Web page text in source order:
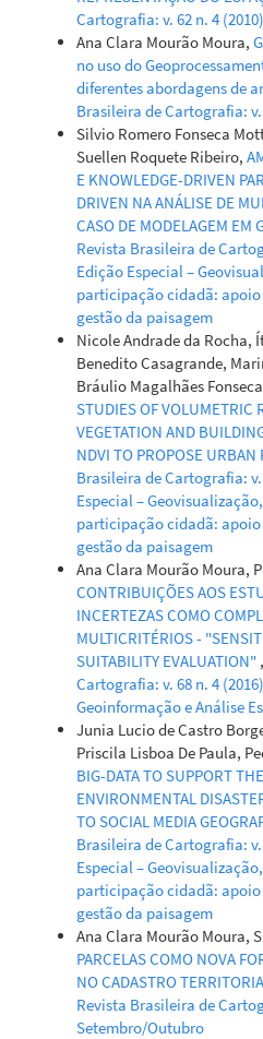
Cartografia: v. 62 n. 4
Ana Clara Mourão Moura,
no uso do
diferentes abordagens de
Brasileira de Cartografia:
Silvio Romero Fonseca
Suellen Roquete Ribeiro,
E KNOWLEDGE-DRIVEN
DRIVEN NA ANÁLISE DE
CASO DE MODELAGEM EM
Revista Brasileira de
Edição Especial –
participação cidadã:
gestão da paisagem
Nicole Andrade da Rocha,
Benedito Casagrande,
Bráulio Magalhães
STUDIES OF VOLUMETRIC
VEGETATION AND
NDVI TO PROPOSE URBAN
Brasileira de Cartografia:
Especial –
participação cidadã:
gestão da paisagem
Ana Clara Mourão Moura,
CONTRIBUIÇÕES AOS
INCERTEZAS COMO
MULTICRITÉRIOS -
SUITABILITY EVALUATION" ,
Cartografia: v. 68 n. 4
Geoinformação e Análise
Junia Lucio de Castro
Priscila Lisboa De Paula,
BIG-DATA TO SUPPORT
ENVIRONMENTAL
TO SOCIAL MEDIA
Brasileira de Cartografia:
Especial –
participação cidadã:
gestão da paisagem
Ana Clara Mourão Moura,
PARCELAS COMO NOVA
NO CADASTRO
Revista Brasileira de
Setembro/Outubro